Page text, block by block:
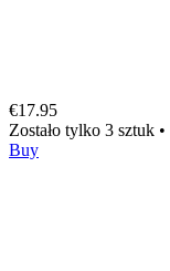
€17.95
Zostało tylko 3 sztuk •
Buy